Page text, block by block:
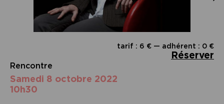
tarif : 6 € — adhérent : 0 €
Réserver
Rencontre
samedi 8 octobre 2022
10h30